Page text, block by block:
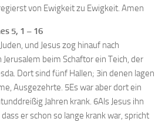
von Ewigkeit zu Ewigkeit. Amen
5, 1 – 16
und Jesus zog hinauf nach
Jerusalem beim Schaftor ein Teich, der
Dort sind fünf Hallen; 3in denen lagen
Ausgezehrte. 5Es war aber dort ein
Jahren krank. 6Als Jesus ihn
er schon so lange krank war, spricht